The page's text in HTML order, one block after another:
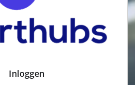
Inloggen